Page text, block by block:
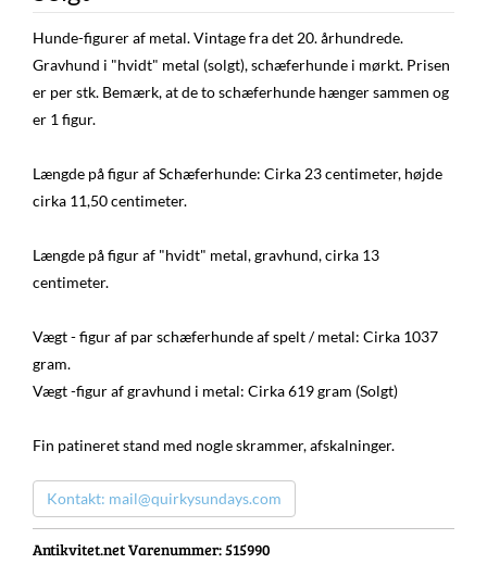
Hunde-figurer af metal. Vintage fra det 20. århundrede.
Gravhund i "hvidt" metal (solgt), schæferhunde i mørkt. Prisen
er per stk. Bemærk, at de to schæferhunde hænger sammen og
er 1 figur.
Længde på figur af Schæferhunde: Cirka 23 centimeter, højde
cirka 11,50 centimeter.
Længde på figur af "hvidt" metal, gravhund, cirka 13
centimeter.
Vægt - figur af par schæferhunde af spelt / metal: Cirka 1037
gram.
Vægt -figur af gravhund i metal: Cirka 619 gram (Solgt)
Fin patineret stand med nogle skrammer, afskalninger.
Kontakt: mail@quirkysundays.com
Antikvitet.net Varenummer: 515990